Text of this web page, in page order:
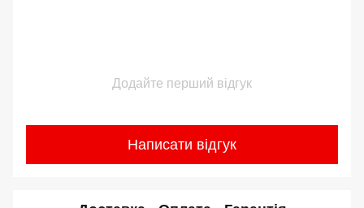
Додайте перший відгук
Написати відгук